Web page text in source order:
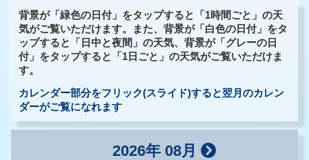
背景が「緑色の日付」をタップすると「1時間ごと」の天
気がご覧いただけます。また、背景が「白色の日付」をタ
ップすると「日中と夜間」の天気、背景が「グレーの日
付」をタップすると「1日ごと」の天気がご覧いただけま
す。
カレンダー部分をフリック(スライド)すると翌月のカレン
ダーがご覧になれます
2026年 08月